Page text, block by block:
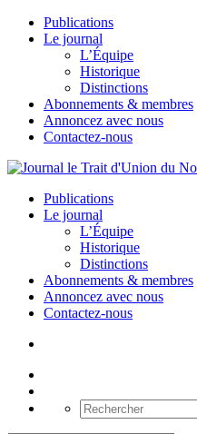
Publications
Le journal
L’Équipe
Historique
Distinctions
Abonnements & membres
Annoncez avec nous
Contactez-nous
Publications
Le journal
L’Équipe
Historique
Distinctions
Abonnements & membres
Annoncez avec nous
Contactez-nous